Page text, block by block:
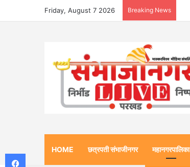
Friday, August 7 2026 Breaking News
HOME छत्रपती संभाजीनगर महानगरपालिका
Facebook